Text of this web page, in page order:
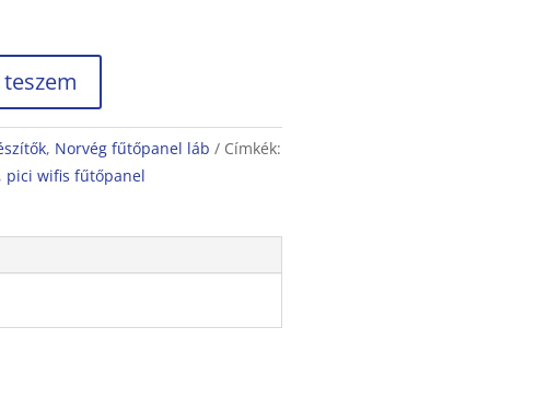
, Norvég fűtőpanel láb
Címkék:
, pici wifis fűtőpanel